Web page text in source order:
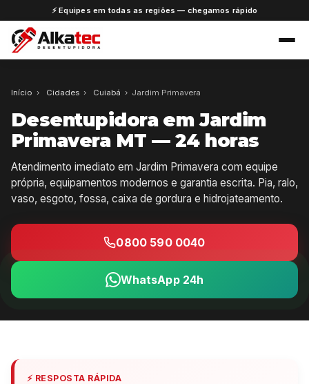
⚡ Equipes em todas as regiões — chegamos rápido
Início › Cidades › Cuiabá › Jardim Primavera
Desentupidora em Jardim
Primavera MT — 24 horas
Atendimento imediato em Jardim Primavera com equipe
própria, equipamentos modernos e garantia escrita. Pia, ralo,
vaso, esgoto, fossa, caixa de gordura e hidrojateamento.
0800 590 0040
WhatsApp 24h
⚡ RESPOSTA RÁPIDA